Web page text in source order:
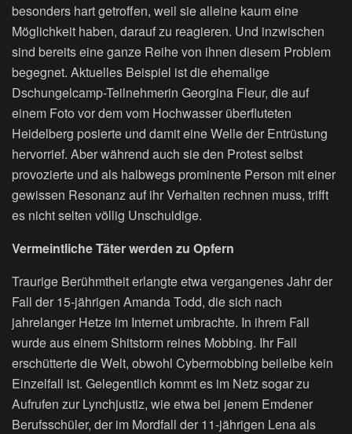
besonders hart getroffen, weil sie alleine kaum eine
Möglichkeit haben, darauf zu reagieren. Und inzwischen
sind bereits eine ganze Reihe von ihnen diesem Problem
begegnet. Aktuelles Beispiel ist die ehemalige
Dschungelcamp-Teilnehmerin Georgina Fleur, die auf
einem Foto vor dem vom Hochwasser überfluteten
Heidelberg posierte und damit eine Welle der Entrüstung
hervorrief. Aber während auch sie den Protest selbst
provozierte und als halbwegs prominente Person mit einer
gewissen Resonanz auf ihr Verhalten rechnen muss, trifft
es nicht selten völlig Unschuldige.
Vermeintliche Täter werden zu Opfern
Traurige Berühmtheit erlangte etwa vergangenes Jahr der
Fall der 15-jährigen Amanda Todd, die sich nach
jahrelanger Hetze im Internet umbrachte. In ihrem Fall
wurde aus einem Shitstorm reines Mobbing. Ihr Fall
erschütterte die Welt, obwohl Cybermobbing beileibe kein
Einzelfall ist. Gelegentlich kommt es im Netz sogar zu
Aufrufen zur Lynchjustiz, wie etwa bei jenem Emdener
Berufsschüler, der im Mordfall der 11-jährigen Lena als